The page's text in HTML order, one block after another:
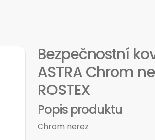
Bezpečnostní
ASTRA Chrom
ROSTEX
Popis produktu
Chrom nerez